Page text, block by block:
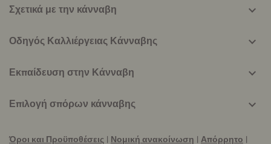
Σχετικά με την κάνναβη
Οδηγός Καλλιέργειας Κάνναβης
Εκπαίδευση στην Κάνναβη
Επιλογή σπόρων κάνναβης
Όροι και Προϋποθέσεις | Νομική ανακοίνωση | Απόρρητο |